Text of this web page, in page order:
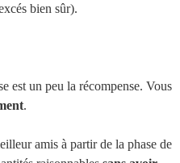
bien sûr).
est un peu la récompense. Vous
.
amis à partir de la phase de